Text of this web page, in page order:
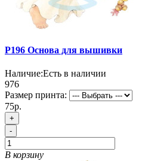
P196 Основа для вышивки
Наличие:Есть в наличии
976
Размер принта:
75р.
+
-
В корзину